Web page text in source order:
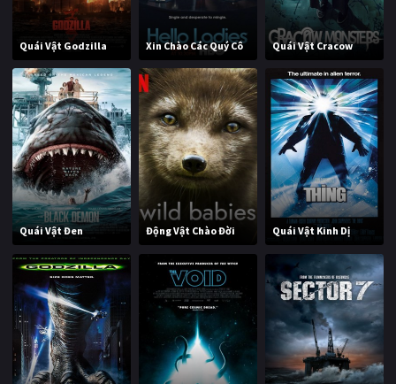
Quái Vật Godzilla Xin Chào Các Quý Cô Quái Vật Cracow
Quái Vật Đen Động Vật Chào Đời Quái Vật Kinh Dị